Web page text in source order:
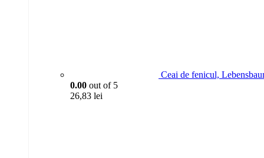
Ceai de fenicul,
0.00 out of 5
26,83 lei